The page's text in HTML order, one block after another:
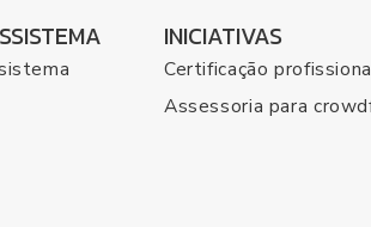
INICIATIVAS
Certificação
Assessoria para